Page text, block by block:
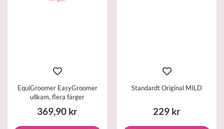
EquiGroomer EasyGroomer
ullkam, flera färger
369,90 kr
Standardt Original MILD
229 kr